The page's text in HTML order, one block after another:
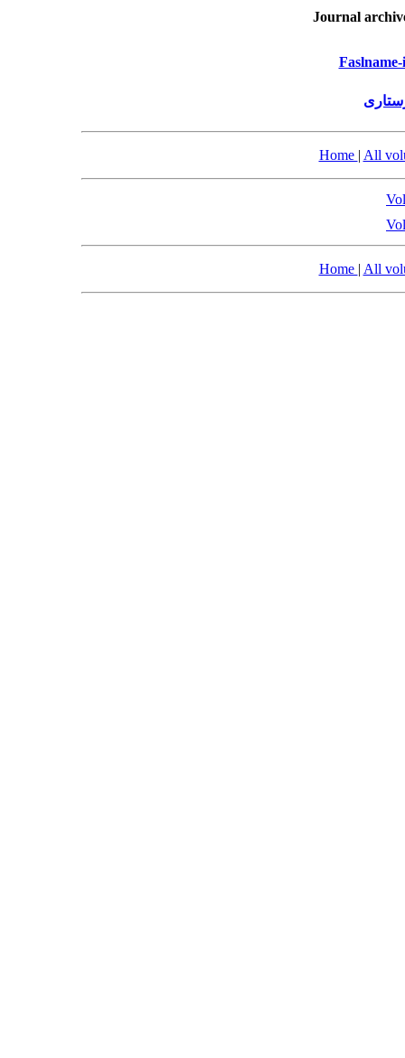
Journal
Home | All
Home | All